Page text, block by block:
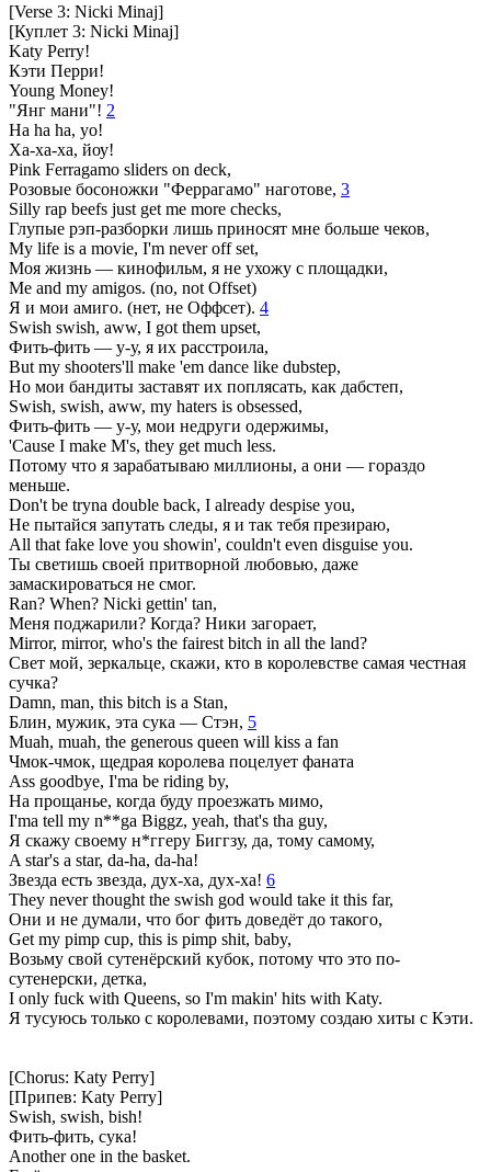
[Verse 3: Nicki Minaj]
[Куплет 3: Nicki Minaj]
Katy Perry!
Кэти Перри!
Young Money!
"Янг мани"! 2
Ha ha ha, yo!
Ха-ха-ха, йоу!
Pink Ferragamo sliders on deck,
Розовые босоножки "Феррагамо" наготове, 3
Silly rap beefs just get me more checks,
Глупые рэп-разборки лишь приносят мне больше чеков,
My life is a movie, I'm never off set,
Моя жизнь — кинофильм, я не ухожу с площадки,
Me and my amigos. (no, not Offset)
Я и мои амиго. (нет, не Оффсет). 4
Swish swish, aww, I got them upset,
Фить-фить — у-у, я их расстроила,
But my shooters'll make 'em dance like dubstep,
Но мои бандиты заставят их поплясать, как дабстеп,
Swish, swish, aww, my haters is obsessed,
Фить-фить — у-у, мои недруги одержимы,
'Cause I make M's, they get much less.
Потому что я зарабатываю миллионы, а они — гораздо
меньше.
Don't be tryna double back, I already despise you,
Не пытайся запутать следы, я и так тебя презираю,
All that fake love you showin', couldn't even disguise you.
Ты светишь своей притворной любовью, даже
замаскироваться не смог.
Ran? When? Nicki gettin' tan,
Меня поджарили? Когда? Ники загорает,
Mirror, mirror, who's the fairest bitch in all the land?
Свет мой, зеркальце, скажи, кто в королевстве самая честная
сучка?
Damn, man, this bitch is a Stan,
Блин, мужик, эта сука — Стэн, 5
Muah, muah, the generous queen will kiss a fan
Чмок-чмок, щедрая королева поцелует фаната
Ass goodbye, I'ma be riding by,
На прощанье, когда буду проезжать мимо,
I'ma tell my n**ga Biggz, yeah, that's tha guy,
Я скажу своему н*ггеру Биггзу, да, тому самому,
A star's a star, da-ha, da-ha!
Звезда есть звезда, дух-ха, дух-ха! 6
They never thought the swish god would take it this far,
Они и не думали, что бог фить доведёт до такого,
Get my pimp cup, this is pimp shit, baby,
Возьму свой сутенёрский кубок, потому что это по-
сутенерски, детка,
I only fuck with Queens, so I'm makin' hits with Katy.
Я тусуюсь только с королевами, поэтому создаю хиты с Кэти.
[Chorus: Katy Perry]
[Припев: Katy Perry]
Swish, swish, bish!
Фить-фить, сука!
Another one in the basket.